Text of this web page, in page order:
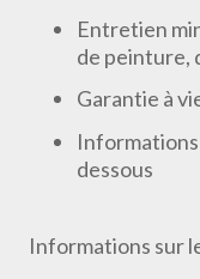
Entretien
de peinture,
Garantie à
Informations
dessous
Informations sur